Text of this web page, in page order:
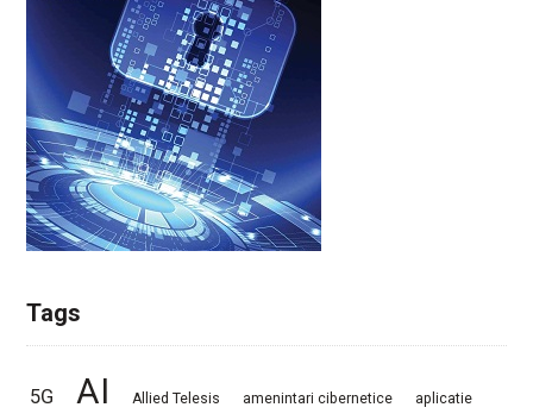
Tags
5G AI Allied Telesis amenintari cibernetice aplicatie